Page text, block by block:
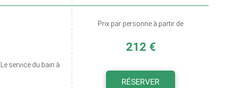
service du bain à
Prix par personne à partir de
212 €
RÉSERVER